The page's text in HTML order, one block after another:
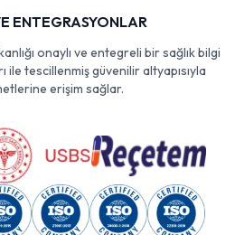
ENTEGRASYONLAR
onaylı ve entegreli bir sağlık bilgi
tescillenmiş güvenilir altyapısıyla
erişim sağlar.